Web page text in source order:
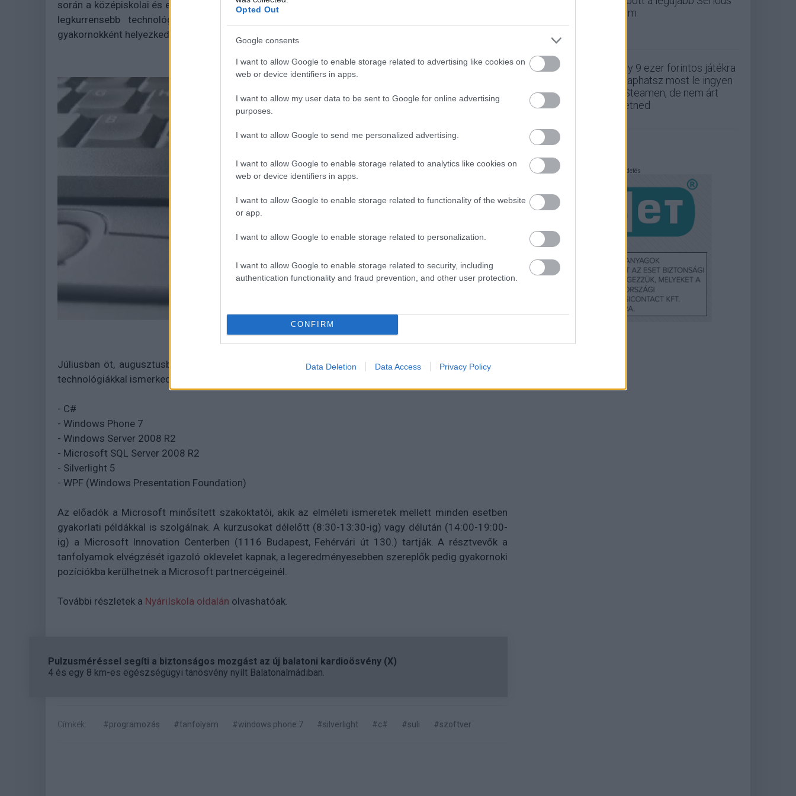
Opted Out
Google consents
I want to allow Google to enable storage related to advertising like cookies on
web or device identifiers in apps.
I want to allow my user data to be sent to Google for online advertising
purposes.
I want to allow Google to send me personalized advertising.
I want to allow Google to enable storage related to analytics like cookies on
web or device identifiers in apps.
I want to allow Google to enable storage related to functionality of the website
or app.
I want to allow Google to enable storage related to personalization.
I want to allow Google to enable storage related to security, including
authentication functionality and fraud prevention, and other user protection.
CONFIRM
Data Deletion Data Access Privacy Policy
során a középiskolai és egyetemi hallgatók gyakorlatorientált tanfolyamokon ismerkedhetnek meg a
legkurrensebb technológiákkal. Egyes kurzusok elvégzése után a legjobban teljesítő diákok
gyakornokként helyezkedhetnek el a Microsoft partnercégeinél.
Júliusban öt, augusztusban pedig hat egyhetes tanfolyam indul, melyeken a hallgatók a következő
technológiákkal ismerkedhetnek meg:
- C#
- Windows Phone 7
- Windows Server 2008 R2
- Microsoft SQL Server 2008 R2
- Silverlight 5
- WPF (Windows Presentation Foundation)
Az előadók a Microsoft minősített szakoktatói, akik az elméleti ismeretek mellett minden esetben
gyakorlati példákkal is szolgálnak. A kurzusokat délelőtt (8:30-13:30-ig) vagy délután (14:00-19:00-
ig) a Microsoft Innovation Centerben (1116 Budapest, Fehérvári út 130.) tartják. A résztvevők a
tanfolyamok elvégzését igazoló oklevelet kapnak, a legeredményesebben szereplők pedig gyakornoki
pozíciókba kerülhetnek a Microsoft partnercégeinél.
További részletek a NyáriIskola oldalán olvashatóak.
Pulzusméréssel segíti a biztonságos mozgást az új balatoni kardioösvény (X)
4 és egy 8 km-es egészségügyi tanösvény nyílt Balatonalmádiban.
Címkék: #programozás #tanfolyam #windows phone 7 #silverlight #c# #suli #szoftver
Sam
Egy 9 ezer forintos játékra
csaphatsz most le ingyen
a Steamen, de nem árt
sietned
Hirdetés